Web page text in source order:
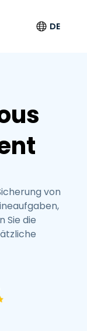
DE
Deutsch
Español
Français
Nederlands
Português
简体中文
von
Sie die